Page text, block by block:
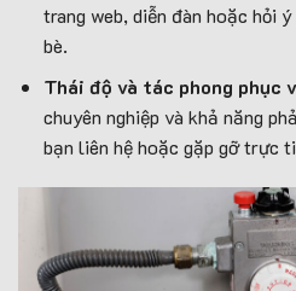
trang web, diễn đàn hoặc hỏi
bè.
Thái độ và tác phong phục
chuyên nghiệp và khả năng
bạn liên hệ hoặc gặp gỡ trực